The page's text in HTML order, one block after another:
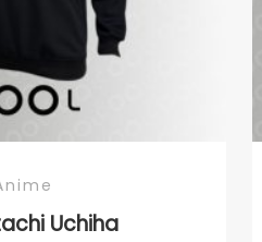
Uchiha